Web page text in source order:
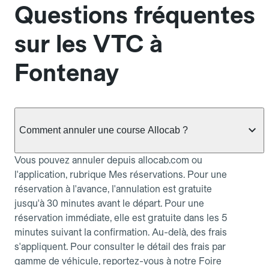
Questions fréquentes
sur les VTC à
Fontenay
Comment annuler une course Allocab ?
Vous pouvez annuler depuis allocab.com ou
l'application, rubrique Mes réservations. Pour une
réservation à l'avance, l'annulation est gratuite
jusqu'à 30 minutes avant le départ. Pour une
réservation immédiate, elle est gratuite dans les 5
minutes suivant la confirmation. Au-delà, des frais
s'appliquent. Pour consulter le détail des frais par
gamme de véhicule, reportez-vous à notre Foire